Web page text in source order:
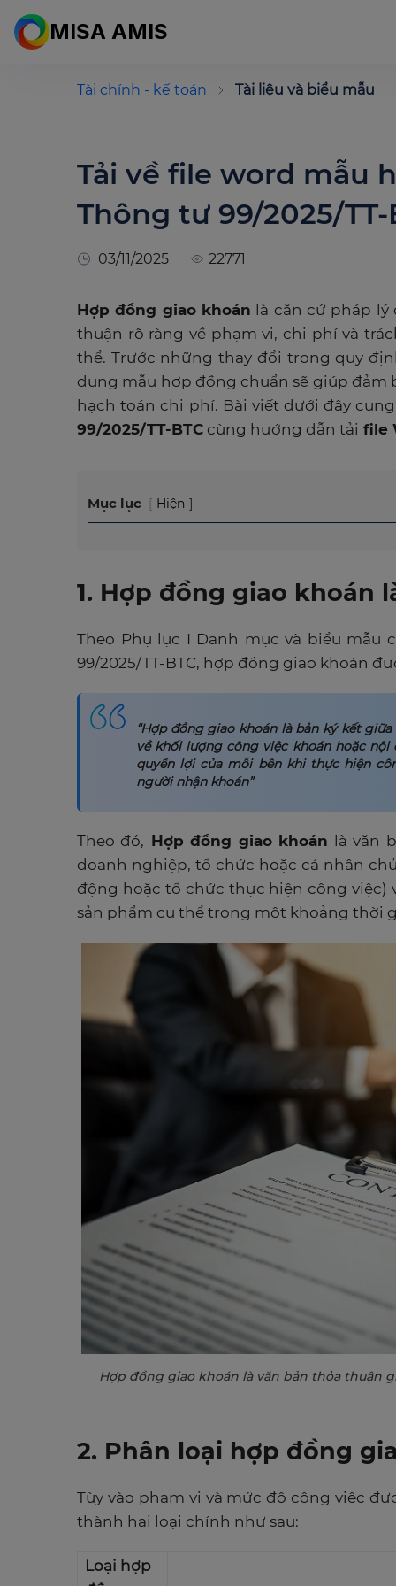
MISA AMIS
Tài chính - kế toán Tài liệu và biểu mẫu
Tải về file word mẫu
Thông tư 99/2025/TT-
03/11/2025 22771
Hợp đồng giao khoán là căn cứ pháp
thuận rõ ràng về phạm vi, chi phí và
thể. Trước những thay đổi trong quy
dụng mẫu hợp đồng chuẩn sẽ giúp
hạch toán chi phí. Bài viết dưới đây
99/2025/TT-BTC cùng hướng dẫn tải file
Mục lục Hiện
1. Hợp đồng giao khoán
Theo Phụ lục I Danh mục và biểu
99/2025/TT-BTC, hợp đồng giao khoán
“Hợp đồng giao khoán là bản ký kết
về khối lượng công việc khoán hoặc
quyền lợi của mỗi bên khi thực hiện
người nhận khoán”
Theo đó, Hợp đồng giao khoán là văn
doanh nghiệp, tổ chức hoặc cá nhân
động hoặc tổ chức thực hiện công việc)
sản phẩm cụ thể trong một khoảng thời
Hợp đồng giao khoán là văn bản thỏa thuận
2. Phân loại hợp đồng
Tùy vào phạm vi và mức độ công việc
thành hai loại chính như sau:
Loại hợp